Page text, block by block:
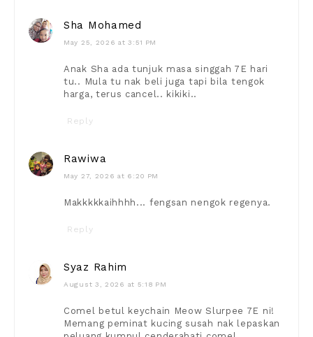
Sha Mohamed
May 25, 2026 at 3:51 PM
Anak Sha ada tunjuk masa singgah 7E hari
tu.. Mula tu nak beli juga tapi bila tengok
harga, terus cancel.. kikiki..
Reply
Rawiwa
May 27, 2026 at 6:20 PM
Makkkkkaihhhh... fengsan nengok regenya.
Reply
Syaz Rahim
August 3, 2026 at 5:18 PM
Comel betul keychain Meow Slurpee 7E ni!
Memang peminat kucing susah nak lepaskan